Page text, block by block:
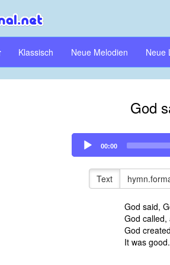
Klassisch Neue Melodien Neue
God
Audio
Player
00:00
Text
God said,
God called,
God
It was good.